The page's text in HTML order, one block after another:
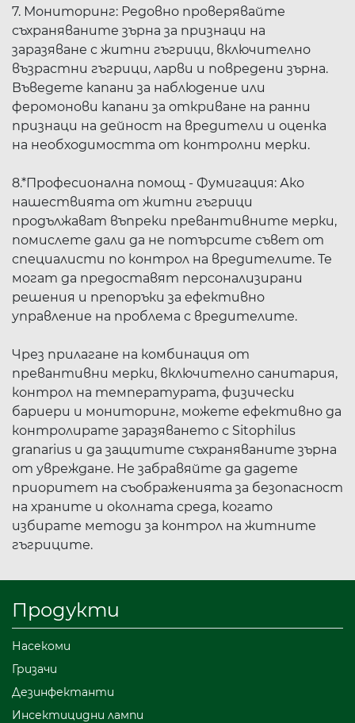
7. Мониторинг: Редовно проверявайте
съхраняваните зърна за признаци на
заразяване с житни гъгрици, включително
възрастни гъгрици, ларви и повредени зърна.
Въведете капани за наблюдение или
феромонови капани за откриване на ранни
признаци на дейност на вредители и оценка
на необходимостта от контролни мерки.
8.*Професионална помощ - Фумигация: Ако
нашествията от житни гъгрици
продължават въпреки превантивните мерки,
помислете дали да не потърсите съвет от
специалисти по контрол на вредителите. Те
могат да предоставят персонализирани
решения и препоръки за ефективно
управление на проблема с вредителите.
Чрез прилагане на комбинация от
превантивни мерки, включително санитария,
контрол на температурата, физически
бариери и мониторинг, можете ефективно да
контролирате заразяването с Sitophilus
granarius и да защитите съхраняваните зърна
от увреждане. Не забравяйте да дадете
приоритет на съображенията за безопасност
на храните и околната среда, когато
избирате методи за контрол на житните
гъгриците.
Продукти
Насекоми
Гризачи
Дезинфектанти
Инсектицидни лампи